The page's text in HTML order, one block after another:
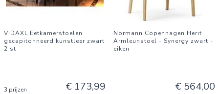
VIDAXL Eetkamerstoelen
gecapitonneerd kunstleer zwart
2 st
3 prijzen € 173,99
Normann Copenhagen Herit
Armleunstoel - Synergy zwart -
eiken
€ 564,00